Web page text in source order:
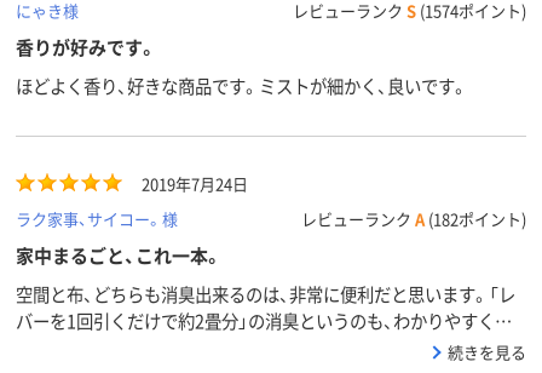
にゃき様
レビューランク S (1574ポイント)
香りが好みです。
ほどよく香り、好きな商品です。ミストが細かく、良いです。
2019年7月24日
ラク家事、サイコー。様
レビューランク A (182ポイント)
家中まるごと、これ一本。
空間と布、どちらも消臭出来るのは、非常に便利だと思います。「レ
バーを1回引くだけで約2畳分」の消臭というのも、わかりやすくて
良いです。消臭するというよりも、空気を洗うという感じがしまし
続きを見る